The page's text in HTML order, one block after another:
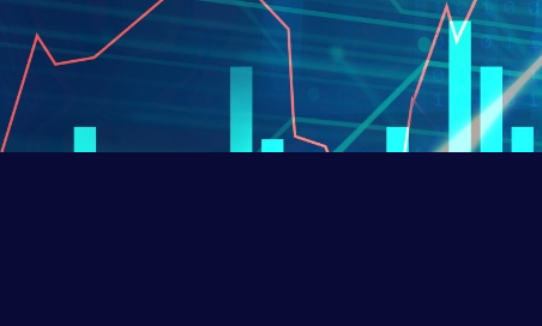
沿革
決算・財務情報